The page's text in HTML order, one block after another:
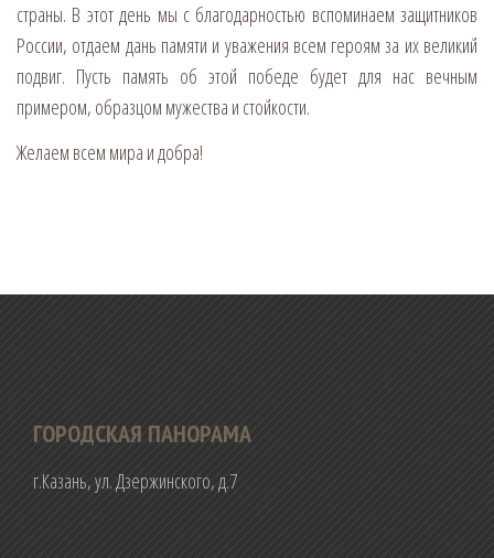
страны. В этот день мы с благодарностью вспоминаем защитников
России, отдаем дань памяти и уважения всем героям за их великий
подвиг. Пусть память об этой победе будет для нас вечным
примером, образцом мужества и стойкости.
Желаем всем мира и добра!
ГОРОДСКАЯ ПАНОРАМА
г.Казань, ул. Дзержинского, д.7